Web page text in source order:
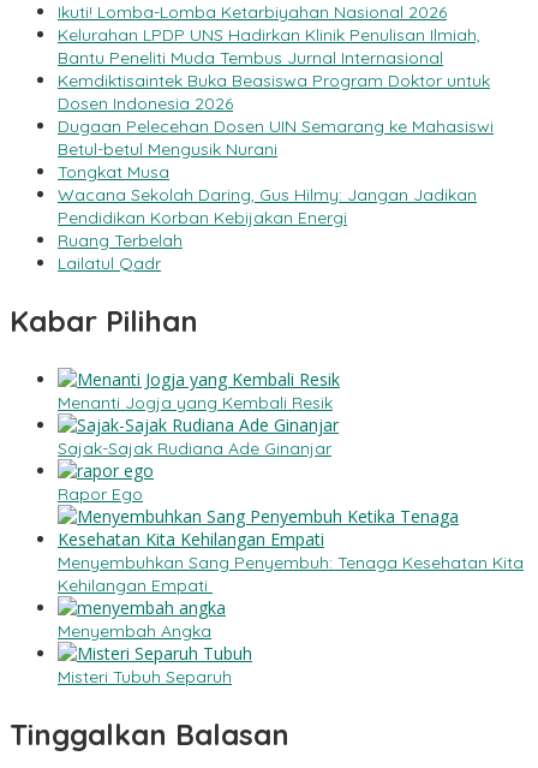
Ikuti! Lomba-Lomba Ketarbiyahan Nasional 2026
Kelurahan LPDP UNS Hadirkan Klinik Penulisan Ilmiah,
Bantu Peneliti Muda Tembus Jurnal Internasional
Kemdiktisaintek Buka Beasiswa Program Doktor untuk
Dosen Indonesia 2026
Dugaan Pelecehan Dosen UIN Semarang ke Mahasiswi
Betul-betul Mengusik Nurani
Tongkat Musa
Wacana Sekolah Daring, Gus Hilmy: Jangan Jadikan
Pendidikan Korban Kebijakan Energi
Ruang Terbelah
Lailatul Qadr
Kabar Pilihan
Menanti Jogja yang Kembali Resik
Sajak-Sajak Rudiana Ade Ginanjar
Rapor Ego
Menyembuhkan Sang Penyembuh: Tenaga Kesehatan Kita
Kehilangan Empati
Menyembah Angka
Misteri Tubuh Separuh
Tinggalkan Balasan